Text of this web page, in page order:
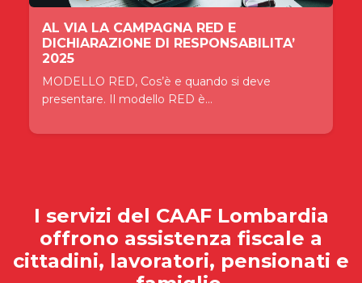
AL VIA LA CAMPAGNA RED E
DICHIARAZIONE DI RESPONSABILITA’
2025
MODELLO RED, Cos’è e quando si deve
presentare. Il modello RED è...
I servizi del CAAF Lombardia
offrono assistenza fiscale a
cittadini, lavoratori, pensionati e